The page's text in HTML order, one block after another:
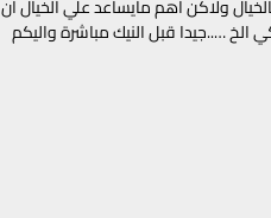
ولاكن اهم مايساعد علي الخيال ان
…..جيدا قبل النيك مباشرة واليكم